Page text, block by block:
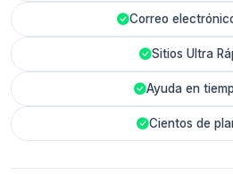
Correo
Sitios Ultra
Ayuda en
Cientos de